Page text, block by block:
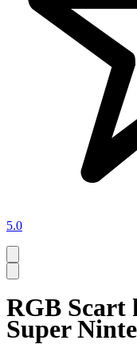
5.0
RGB Scart
Super